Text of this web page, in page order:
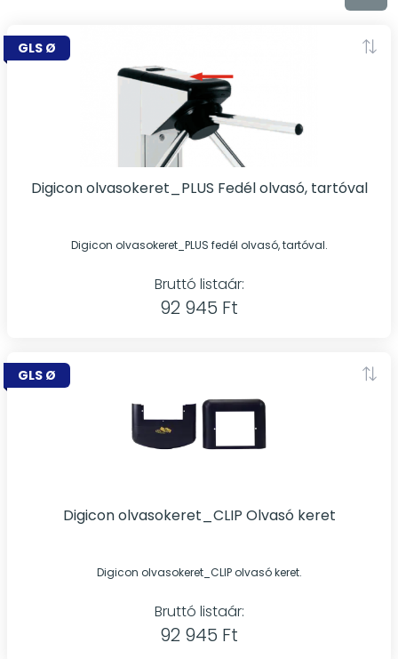
GLS Ø
Digicon olvasokeret_PLUS Fedél olvasó, tartóval
Digicon olvasokeret_PLUS fedél olvasó, tartóval.
Bruttó listaár:
92 945 Ft
GLS Ø
Digicon olvasokeret_CLIP Olvasó keret
Digicon olvasokeret_CLIP olvasó keret.
Bruttó listaár:
92 945 Ft